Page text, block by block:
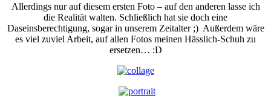
Allerdings nur auf diesem ersten Foto – auf den anderen lasse ich
die Realität walten. Schließlich hat sie doch eine
Daseinsberechtigung, sogar in unserem Zeitalter ;) Außerdem wäre
es viel zuviel Arbeit, auf allen Fotos meinen Hässlich-Schuh zu
ersetzen… :D